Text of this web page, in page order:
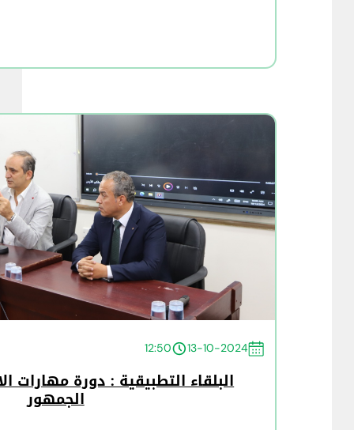
13-10-2024
12:50
البلقاء التطبيقية : دورة مهارات
الجمهور